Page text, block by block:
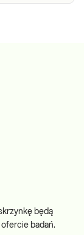
będą
badań.